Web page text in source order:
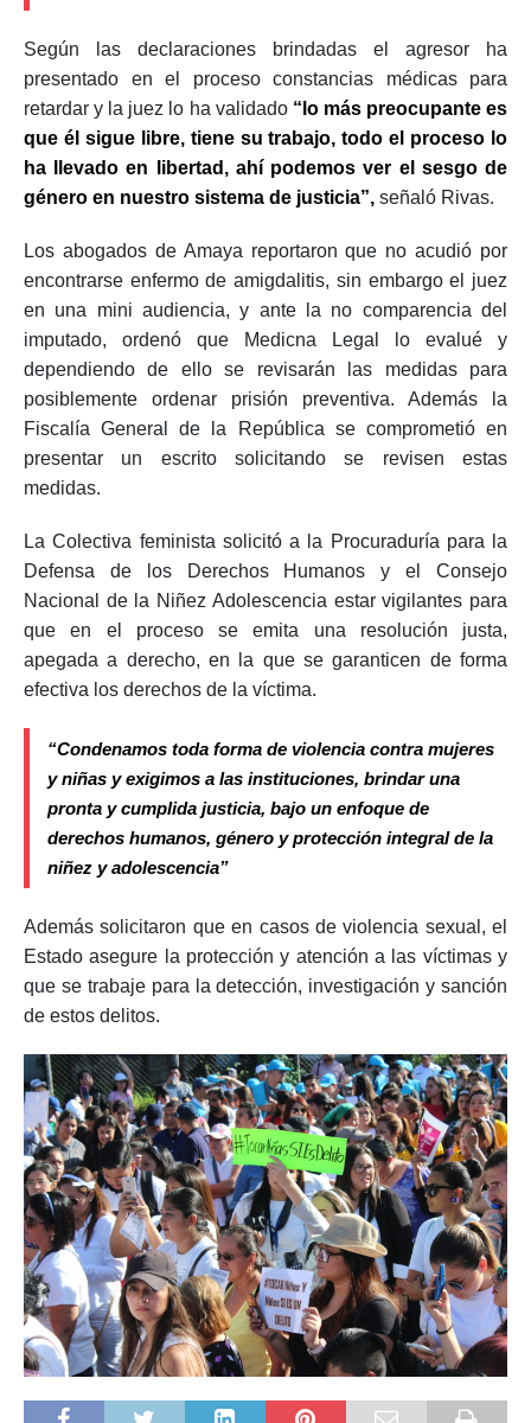
Según las declaraciones brindadas el agresor ha
presentado en el proceso constancias médicas para
retardar y la juez lo ha validado“lo más preocupante es
que él sigue libre, tiene su trabajo, todo el proceso lo
ha llevado en libertad, ahí podemos ver el sesgo de
género en nuestro sistema de justicia”, señaló Rivas.
Los abogados de Amaya reportaron que no acudió por
encontrarse enfermo de amigdalitis, sin embargo el juez
en una mini audiencia, y ante la no comparencia del
imputado, ordenó que Medicna Legal lo evalué y
dependiendo de ello se revisarán las medidas para
posiblemente ordenar prisión preventiva. Además la
Fiscalía General de la República se comprometió en
presentar un escrito solicitando se revisen estas
medidas.
La Colectiva feminista solicitó a la Procuraduría para la
Defensa de los Derechos Humanos y el Consejo
Nacional de la Niñez Adolescencia estar vigilantes para
que en el proceso se emita una resolución justa,
apegada a derecho, en la que se garanticen de forma
efectiva los derechos de la víctima.
“Condenamos toda forma de violencia contra mujeres
y niñas y exigimos a las instituciones, brindar una
pronta y cumplida justicia, bajo un enfoque de
derechos humanos, género y protección integral de la
niñez y adolescencia”
Además solicitaron que en casos de violencia sexual, el
Estado asegure la protección y atención a las víctimas y
que se trabaje para la detección, investigación y sanción
de estos delitos.